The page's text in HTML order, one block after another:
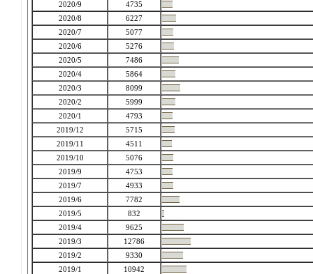
2020/9
4735
2020/8
6227
2020/7
5077
2020/6
5276
2020/5
7486
2020/4
5864
2020/3
8099
2020/2
5999
2020/1
4793
2019/12
5715
2019/11
4511
2019/10
5076
2019/9
4753
2019/7
4933
2019/6
7782
2019/5
832
2019/4
9625
2019/3
12786
2019/2
9330
2019/1
10942